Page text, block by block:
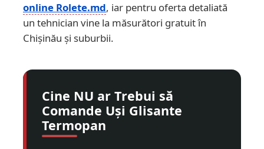
online Rolete.md, iar pentru oferta detaliată
un tehnician vine la măsurători gratuit în
Chișinău și suburbii.
Cine NU ar Trebui să
Comande Uși Glisante
Termopan